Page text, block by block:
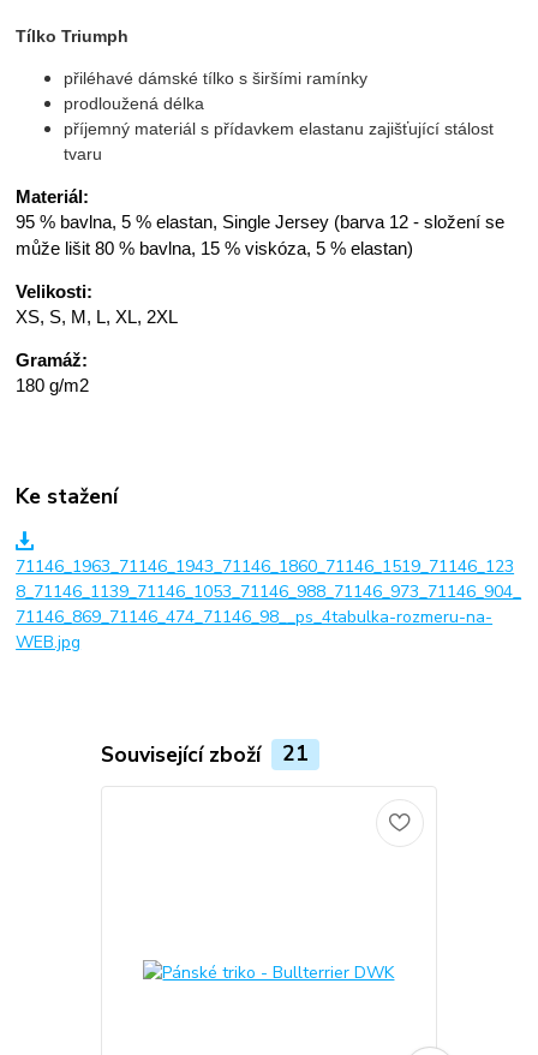
Tílko Triumph
přiléhavé dámské tílko s širšími ramínky
prodloužená délka
příjemný materiál s přídavkem elastanu zajišťující stálost
tvaru
Materiál:
95 % bavlna, 5 % elastan, Single Jersey (barva 12 - složení se
může lišit 80 % bavlna, 15 % viskóza, 5 % elastan)
Velikosti:
XS, S, M, L, XL, 2XL
Gramáž:
180 g/m2
Ke stažení
71146_1963_71146_1943_71146_1860_71146_1519_71146_123
8_71146_1139_71146_1053_71146_988_71146_973_71146_904_
71146_869_71146_474_71146_98__ps_4tabulka-rozmeru-na-
WEB.jpg
Související zboží 21